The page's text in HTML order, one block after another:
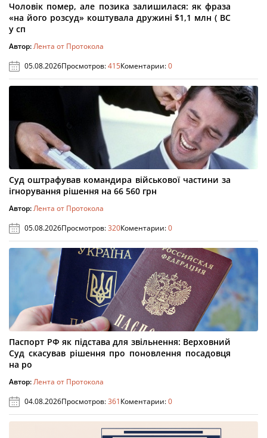
Чоловік помер, але позика залишилася: як фраза
«на його розсуд» коштувала дружині $1,1 млн ( ВС
у сп
Автор:Лента от Протокола
05.08.2026Просмотров:415Коментарии:0
Суд оштрафував командира військової частини за
ігнорування рішення на 66 560 грн
Автор:Лента от Протокола
05.08.2026Просмотров:320Коментарии:0
Паспорт РФ як підстава для звільнення: Верховний
Суд скасував рішення про поновлення посадовця
на ро
Автор:Лента от Протокола
04.08.2026Просмотров:361Коментарии:0